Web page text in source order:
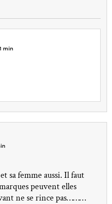
min
sa femme aussi. Il faut
peuvent elles
ne se rince pas………